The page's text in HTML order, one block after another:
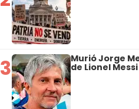
3 Murió Jorge
de Lionel Messi